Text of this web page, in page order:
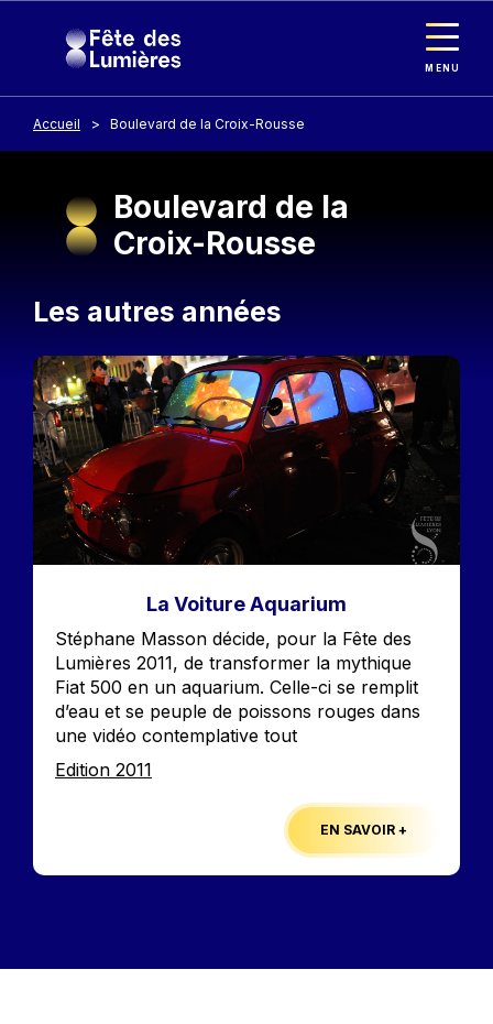
MENU
Accueil Boulevard de la Croix-Rousse
Boulevard de la
Croix-Rousse
Les autres années
Image
La Voiture Aquarium
Accroche
Stéphane Masson décide, pour la Fête des
Lumières 2011, de transformer la mythique
Fiat 500 en un aquarium. Celle-ci se remplit
d’eau et se peuple de poissons rouges dans
une vidéo contemplative tout
Edition
Edition 2011
EN SAVOIR +